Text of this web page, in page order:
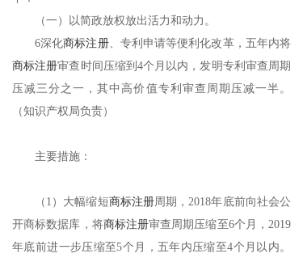
（一）以简政放权放出活力和动力。
6深化商标注册、专利申请等便利化改革，五年内将
商标注册审查时间压缩到4个月以内，发明专利审查周期
压减三分之一，其中高价值专利审查周期压减一半。
（知识产权局负责）
主要措施：
（ 1）大幅缩短商标注册周期，2018年底前向社会公
开商标数据库，将商标注册审查周期压缩至6个月，2019
年底前进一步压缩至5个月，五年内压缩至4个月以内。